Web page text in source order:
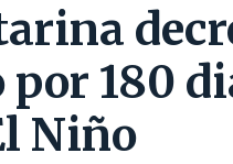
180
Niño